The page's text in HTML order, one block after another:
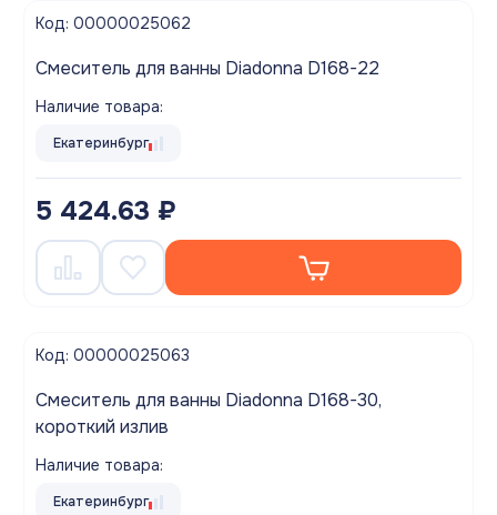
Код: 00000025062
Смеситель для ванны Diadonna D168-22
Наличие товара:
Екатеринбург
5 424.63 ₽
Код: 00000025063
Смеситель для ванны Diadonna D168-30,
короткий излив
Наличие товара:
Екатеринбург